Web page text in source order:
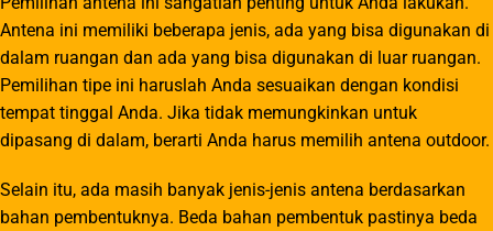
Antena ini memiliki beberapa jenis, ada yang bisa digunakan di
dalam ruangan dan ada yang bisa digunakan di luar ruangan.
Pemilihan tipe ini haruslah Anda sesuaikan dengan kondisi
tempat tinggal Anda. Jika tidak memungkinkan untuk
dipasang di dalam, berarti Anda harus memilih antena outdoor.
Selain itu, ada masih banyak jenis-jenis antena berdasarkan
bahan pembentuknya. Beda bahan pembentuk pastinya beda